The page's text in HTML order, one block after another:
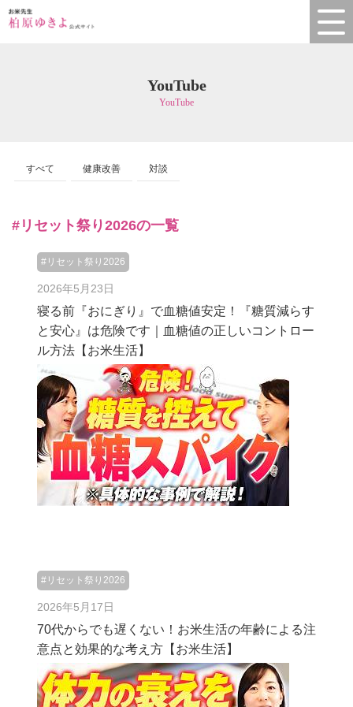
YouTube
YouTube
すべて 健康改善 対談
#リセット祭り2026の一覧
#リセット祭り2026
2026年5月23日
寝る前『おにぎり』で血糖値安定！『糖質減らす
と安心』は危険です｜血糖値の正しいコントロー
ル方法【お米生活】
#リセット祭り2026
2026年5月17日
70代からでも遅くない！お米生活の年齢による注
意点と効果的な考え方【お米生活】